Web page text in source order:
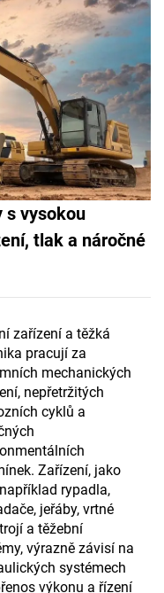
s vysokou
tlak a náročné
zařízení a těžká
pracují za
mechanických
nepřetržitých
cyklů a
Zařízení, jako
rypadla,
jeřáby, vrtné
a těžební
výrazně závisí na
systémech
výkonu a řízení